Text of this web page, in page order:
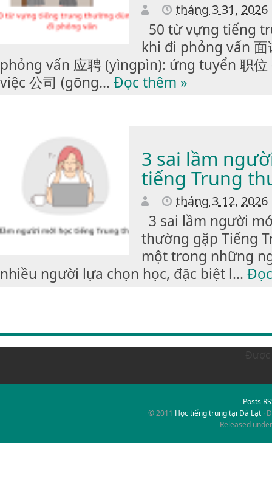
tháng 3 31, 2026
50 từ vựng tiếng
khi đi phỏng vấn
phỏng vấn 应聘 (yìngpìn): ứng tuyển 职
việc 公司 (gōng... Đọc thêm »
3 sai lầm
tiếng Trung
tháng 3 12, 2026
3 sai lầm người
thường gặp Tiếng
một trong những
nhiều người lựa chọn học, đặc biệt l...
Posts
© 2011 Học tiếng trung tại Đà Lạt ∙
Released